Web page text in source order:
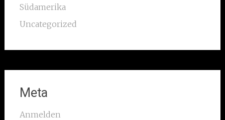
Südamerika
Uncategorized
Meta
Anmelden